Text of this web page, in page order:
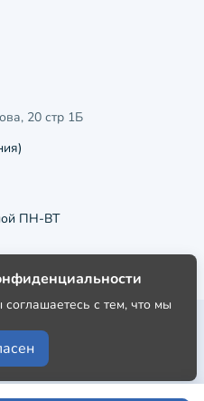
20 стр 1Б
ПН-ВТ
с тем, что мы